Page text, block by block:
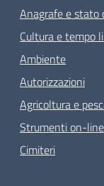
Anagrafe e stato
Cultura e tempo
Ambiente
Autorizzazioni
Agricoltura e
Strumenti on-line
Cimiteri